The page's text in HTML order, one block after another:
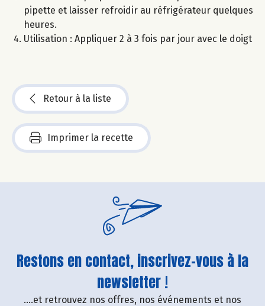
pipette et laisser refroidir au réfrigérateur quelques
heures.
Utilisation : Appliquer 2 à 3 fois par jour avec le doigt
Retour à la liste
Imprimer la recette
Restons en contact, inscrivez-vous à la
newsletter !
....et retrouvez nos offres, nos événements et nos